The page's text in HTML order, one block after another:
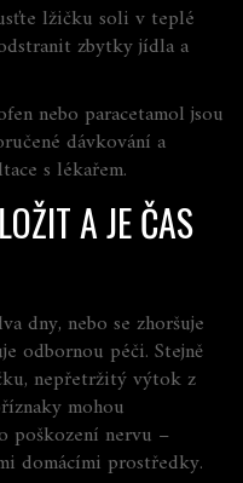
lžičku soli v teplé
zbytky jídla a
nebo paracetamol jsou
dávkování a
s lékařem.
A JE ČAS
dny, nebo se zhoršuje
odbornou péči. Stejně
nepřetržitý výtok z
mohou
poškození nervu –
domácími prostředky.